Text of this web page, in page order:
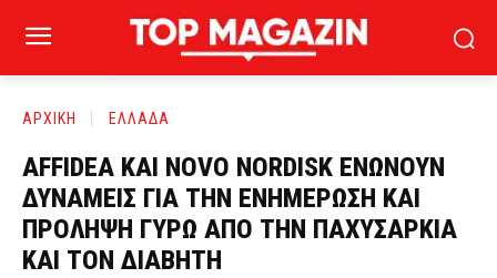
ΑΡΧΙΚΗ ΕΛΛΑΔΑ
AFFIDEA ΚΑΙ NOVO NORDISK ΕΝΩΝΟΥΝ
ΔΥΝΑΜΕΙΣ ΓΙΑ ΤΗΝ ΕΝΗΜΕΡΩΣΗ ΚΑΙ
ΠΡΟΛΗΨΗ ΓΥΡΩ ΑΠΟ ΤΗΝ ΠΑΧΥΣΑΡΚΙΑ
ΚΑΙ ΤΟΝ ΔΙΑΒΗΤΗ